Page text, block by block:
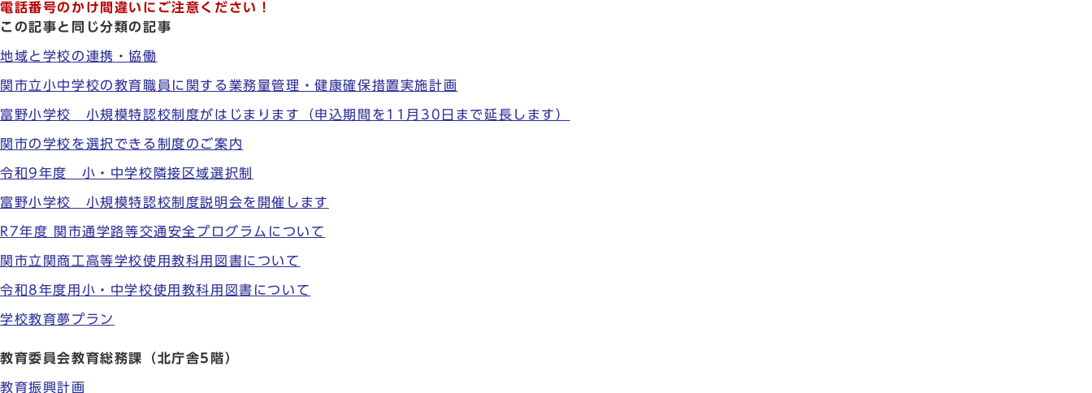
電話番号のかけ間違いにご注意ください！
この記事と同じ分類の記事
地域と学校の連携・協働
関市立小中学校の教育職員に関する業務量管理・健康確保措置実施計画
富野小学校 小規模特認校制度がはじまります（申込期間を11月30日まで延長します）
関市の学校を選択できる制度のご案内
令和9年度 小・中学校隣接区域選択制
富野小学校 小規模特認校制度説明会を開催します
R7年度 関市通学路等交通安全プログラムについて
関市立関商工高等学校使用教科用図書について
令和8年度用小・中学校使用教科用図書について
学校教育夢プラン
教育委員会教育総務課（北庁舎5階）
教育振興計画